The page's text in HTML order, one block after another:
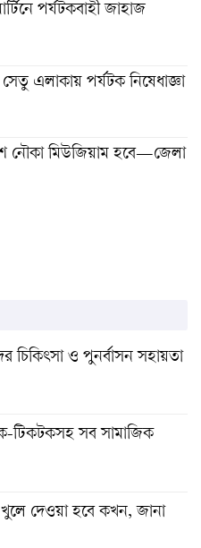
পর্যটকবাহী জাহাজ
সেতু এলাকায় পর্যটক নিষেধাজ্ঞা
নৌকা মিউজিয়াম হবে—জেলা
চিকিৎসা ও পুনর্বাসন সহায়তা
টিকটকসহ সব সামাজিক
দেওয়া হবে কখন, জানা